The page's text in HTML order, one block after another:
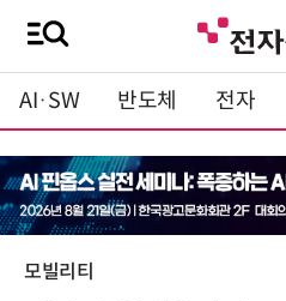
AI·SW 반도체 전자
모빌리티